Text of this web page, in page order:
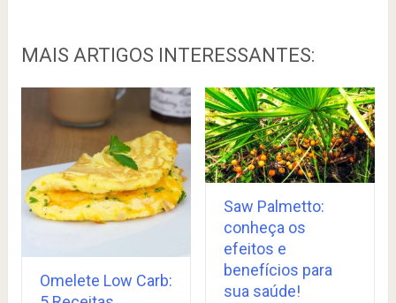
MAIS ARTIGOS INTERESSANTES:
Omelete Low Carb:
Saw Palmetto:
conheça os
efeitos e
benefícios para
sua saúde!